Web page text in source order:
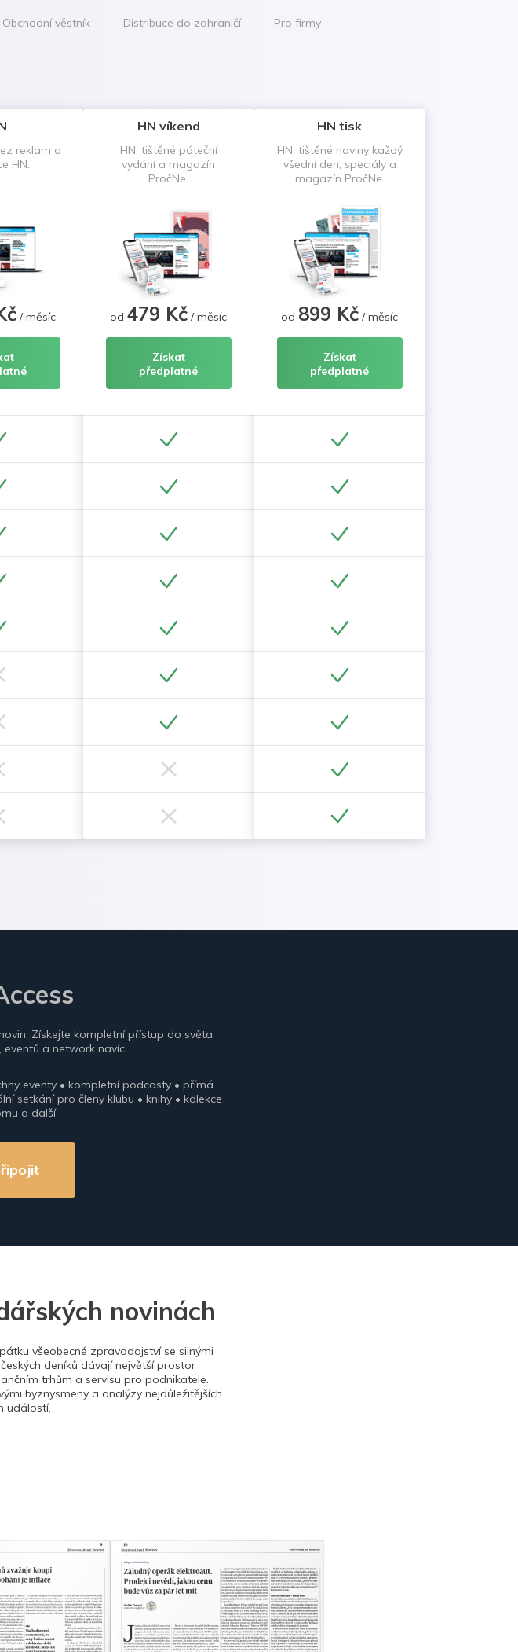
Obchodní věstník Distribuce do zahraničí Pro firmy
reklam a
HN.
/ měsíc
HN víkend
HN, tištěné páteční
vydání a magazín
PročNe.
od479 Kč / měsíc
Získat
předplatné
HN tisk
HN, tištěné noviny každý
všední den, speciály a
magazín PročNe.
od 899 Kč / měsíc
Získat
předplatné
Získejte kompletní přístup do světa
eventů a network navíc.
eventy • kompletní podcasty • přímá
setkání pro členy klubu • knihy • kolekce
a další
novinách
všeobecné zpravodajství se silnými
deníků dávají největší prostor
trhům a servisu pro podnikatele.
byznysmeny a analýzy nejdůležitějších
událostí.